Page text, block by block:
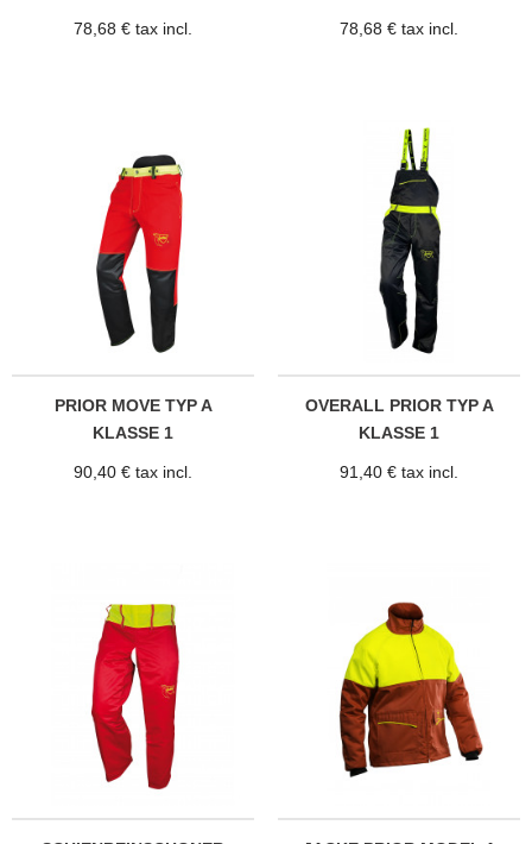
78,68 € tax incl. 78,68 € tax incl.
PRIOR MOVE TYP A
KLASSE 1
90,40 € tax incl.
OVERALL PRIOR TYP A
KLASSE 1
91,40 € tax incl.